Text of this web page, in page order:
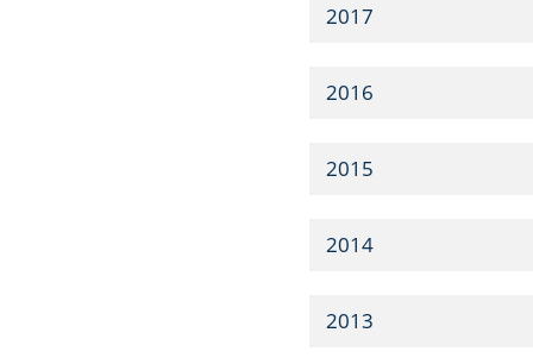
2017
2016
2015
2014
2013